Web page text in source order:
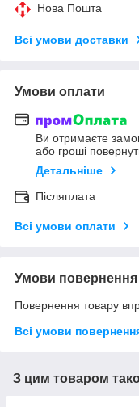
Нова Пошта
Всі умови доставки
Умови оплати
Ви отримаєте
або гроші
Детальніше
Післяплата
Всі умови оплати
Умови повернення
Повернення товару
Всі умови
З цим товаром